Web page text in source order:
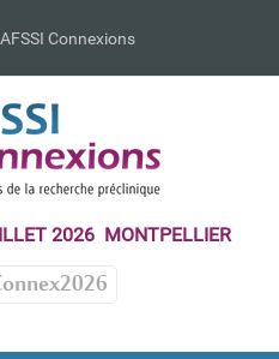
Connexions
2026 MONTPELLIER